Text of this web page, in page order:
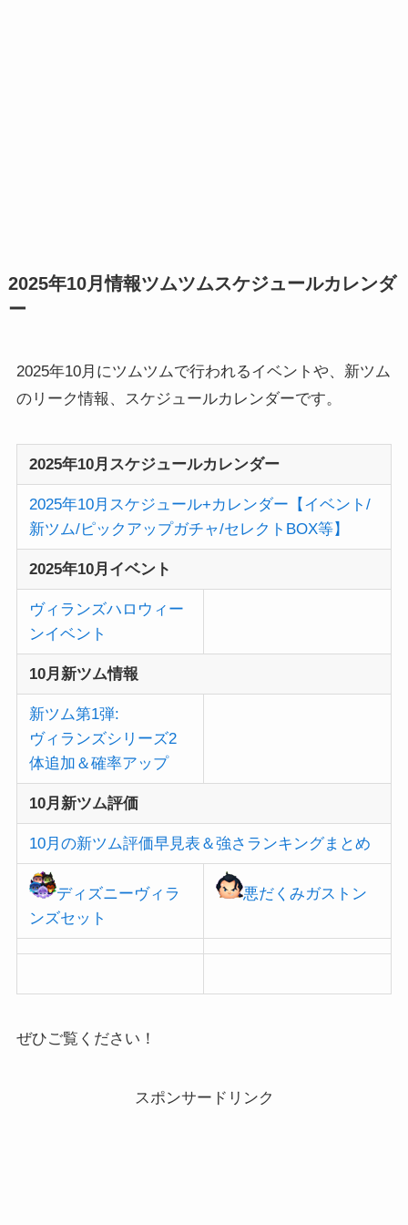
2025年10月情報ツムツムスケジュールカレンダ
ー
2025年10月にツムツムで行われるイベントや、新ツム
のリーク情報、スケジュールカレンダーです。
2025年10月スケジュールカレンダー
2025年10月スケジュール+カレンダー【イベント/
新ツム/ピックアップガチャ/セレクトBOX等】
2025年10月イベント
ヴィランズハロウィー
ンイベント
10月新ツム情報
新ツム第1弾:
ヴィランズシリーズ2
体追加＆確率アップ
10月新ツム評価
10月の新ツム評価早見表＆強さランキングまとめ
ディズニーヴィラ
ンズセット
悪だくみガストン
ぜひご覧ください！
スポンサードリンク